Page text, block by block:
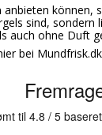
sind,
auch ohne Duft
bei